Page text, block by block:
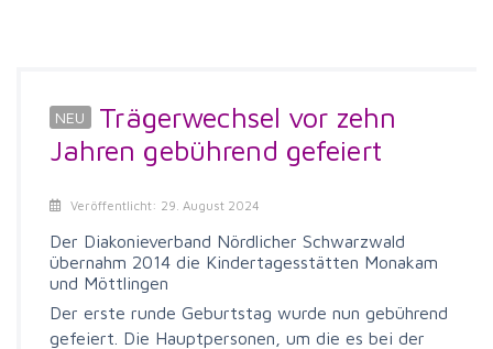
Trägerwechsel vor zehn
Jahren gebührend gefeiert
Veröffentlicht: 29. August 2024
Der Diakonieverband Nördlicher Schwarzwald
übernahm 2014 die Kindertagesstätten Monakam
und Möttlingen
Der erste runde Geburtstag wurde nun gebührend
gefeiert. Die Hauptpersonen, um die es bei der